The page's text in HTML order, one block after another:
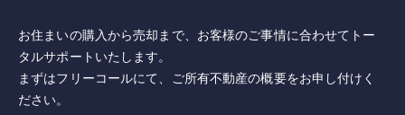
お住まいの購入から売却まで、お客様のご事情に合わせてトー
タルサポートいたします。
まずはフリーコールにて、ご所有不動産の概要をお申し付けく
ださい。